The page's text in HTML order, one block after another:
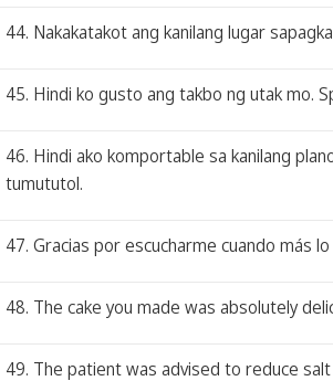
44. Nakakatakot ang kanilang lugar
45. Hindi ko gusto ang takbo ng utak mo.
46. Hindi ako komportable sa kanilang
tumututol.
47. Gracias por escucharme cuando más
48. The cake you made was absolutely
49. The patient was advised to reduce salt